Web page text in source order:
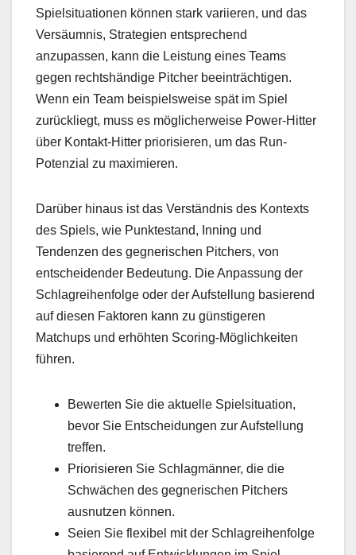
Spielsituationen können stark variieren, und das
Versäumnis, Strategien entsprechend
anzupassen, kann die Leistung eines Teams
gegen rechtshändige Pitcher beeinträchtigen.
Wenn ein Team beispielsweise spät im Spiel
zurückliegt, muss es möglicherweise Power-Hitter
über Kontakt-Hitter priorisieren, um das Run-
Potenzial zu maximieren.
Darüber hinaus ist das Verständnis des Kontexts
des Spiels, wie Punktestand, Inning und
Tendenzen des gegnerischen Pitchers, von
entscheidender Bedeutung. Die Anpassung der
Schlagreihenfolge oder der Aufstellung basierend
auf diesen Faktoren kann zu günstigeren
Matchups und erhöhten Scoring-Möglichkeiten
führen.
Bewerten Sie die aktuelle Spielsituation,
bevor Sie Entscheidungen zur Aufstellung
treffen.
Priorisieren Sie Schlagmänner, die die
Schwächen des gegnerischen Pitchers
ausnutzen können.
Seien Sie flexibel mit der Schlagreihenfolge